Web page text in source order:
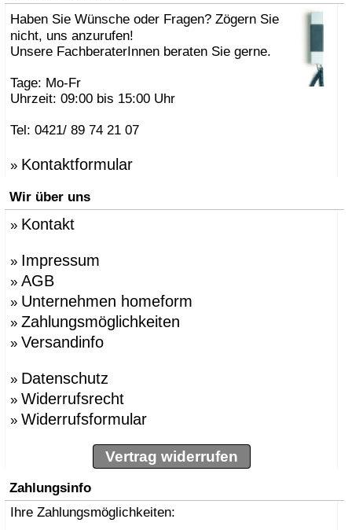
Haben Sie Wünsche oder Fragen? Zögern Sie
nicht, uns anzurufen!
Unsere FachberaterInnen beraten Sie gerne.
Tage: Mo-Fr
Uhrzeit: 09:00 bis 15:00 Uhr
Tel: 0421/ 89 74 21 07
» Kontaktformular
Wir über uns
» Kontakt
» Impressum
» AGB
» Unternehmen homeform
» Zahlungsmöglichkeiten
» Versandinfo
» Datenschutz
» Widerrufsrecht
» Widerrufsformular
Vertrag widerrufen
Zahlungsinfo
Ihre Zahlungsmöglichkeiten: